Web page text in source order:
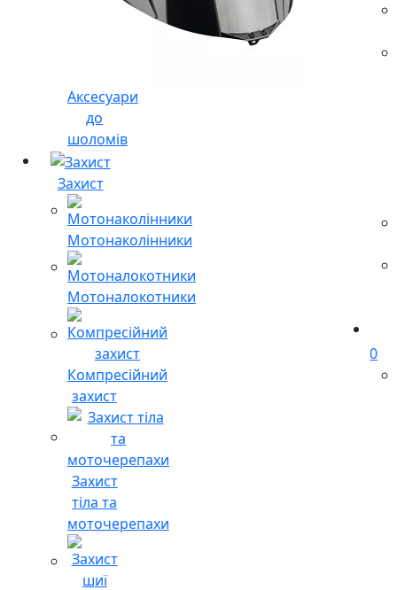
Аксесуари
до
шоломів
Захист
Мотонаколінники
Мотоналокотники
Компресійний
захист
Захист
тіла та
моточерепахи
0